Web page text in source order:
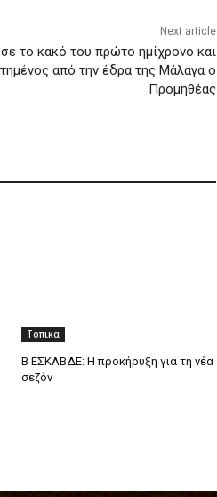
Next article
το κακό του πρώτο ημίχρονο και
από την έδρα της Μάλαγα ο
Προμηθέας
Τοπικα
Β ΕΣΚΑΒΔΕ: Η προκήρυξη για τη νέα
σεζόν